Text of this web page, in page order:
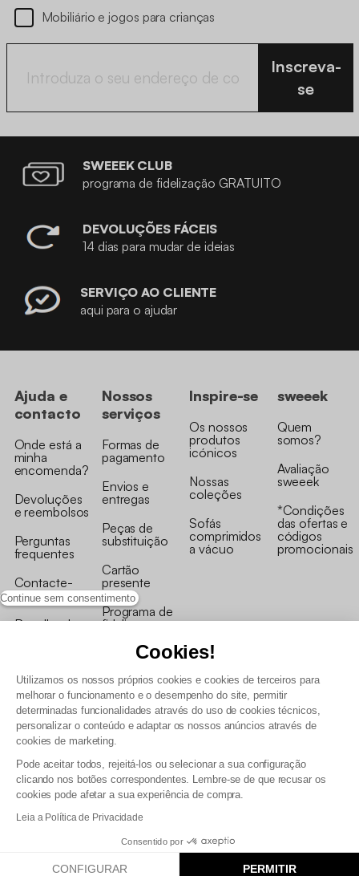
Continue sem consentimento
Cookies!
Utilizamos os nossos próprios cookies e cookies de terceiros para
melhorar o funcionamento e o desempenho do site, permitir
determinadas funcionalidades através do uso de cookies técnicos,
personalizar o conteúdo e adaptar os nossos anúncios através de
cookies de marketing.
Pode aceitar todos, rejeitá-los ou selecionar a sua configuração
clicando nos botões correspondentes. Lembre-se de que recusar os
cookies pode afetar a sua experiência de compra.
Leia a Política de Privacidade
Consentido por
CONFIGURAR PERMITIR
Mobiliário e jogos para crianças
Inscreva-
se
SWEEEK CLUB
programa de fidelização GRATUITO
DEVOLUÇÕES FÁCEIS
14 dias para mudar de ideias
SERVIÇO AO CLIENTE
aqui para o ajudar
Ajuda e
contacto
Onde está a
minha
encomenda?
Devoluções
e reembolsos
Perguntas
frequentes
Contacte-
nos
Recolha de
Nossos
serviços
Formas de
pagamento
Envios e
entregas
Peças de
substituição
Cartão
presente
Programa de
fidelizaçao
Inspire-se
Os nossos
produtos
icónicos
Nossas
coleções
Sofás
comprimidos
a vácuo
sweeek
Quem
somos?
Avaliação
sweeek
*Condições
das ofertas e
códigos
promocionais
Termos e Condições Gerais de Venda e Aviso Legal
Gestão de dados pessoais e política de cookies
Termos e condições gerais de venda pro
Declaração de Acessibilidade